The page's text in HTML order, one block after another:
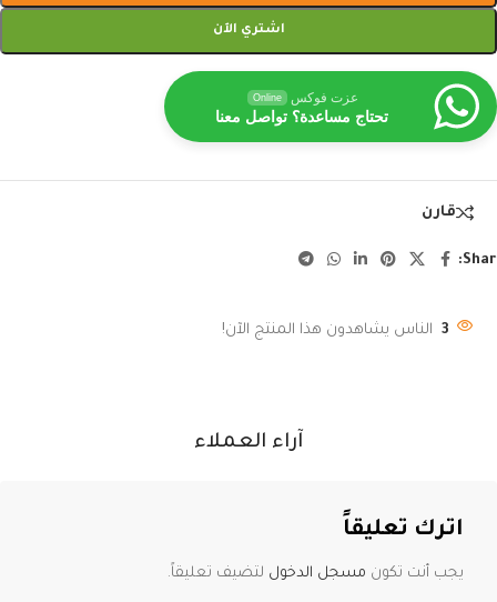
اشتري الآن
عزت فوكس Online
تحتاج مساعدة؟ تواصل معنا
قارن
3 الناس يشاهدون هذا المنتج الآن!
آراء العملاء
اترك تعليقاً
يجب أنت تكون مسجل الدخول لتضيف تعليقاً.